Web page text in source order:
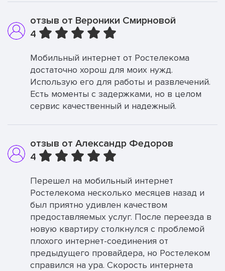
отзыв от Вероники Смирновой
4
Мобильный интернет от Ростелекома
достаточно хорош для моих нужд.
Использую его для работы и развлечений.
Есть моменты с задержками, но в целом
сервис качественный и надежный.
отзыв от Александр Федоров
4
Перешел на мобильный интернет
Ростелекома несколько месяцев назад и
был приятно удивлен качеством
предоставляемых услуг. После переезда в
новую квартиру столкнулся с проблемой
плохого интернет-соединения от
предыдущего провайдера, но Ростелеком
справился на ура. Скорость интернета